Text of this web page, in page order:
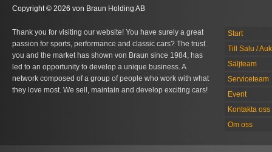
Copyright © 2026 von Braun Holding AB
Thank you for visiting our website! You have surely a great
passion for sports, performance and classic cars? The trust
you and the market has shown von Braun since 1984, has
led to an opportunity to develop a unique business. A
network composed of a group of people who work with what
they love most. We sell, maintain and develop exciting cars!
Start
Till Salu /
Säljteam
Serviceteam
Event
Kontakta oss
Om oss